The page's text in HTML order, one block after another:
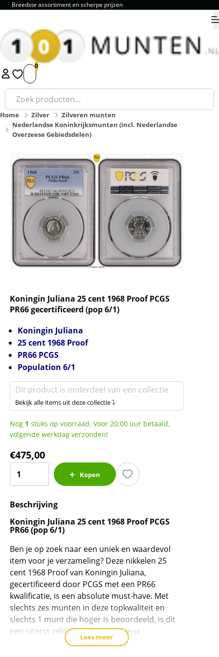
Breedste assortiment en scherpe prijzen
1 2 3 4 5 9.8
Zoeken
naar:
Home Zilver
Zilveren munten
Nederlandse Koninkrijksmunten (incl. Nederlandse
Overzeese Gebiedsdelen)
Koningin Juliana 25 cent 1968 Proof PCGS
PR66 gecertificeerd (pop 6/1)
Koningin Juliana
25 cent 1968 Proof
PR66 PCGS
Population 6/1
Dit product is onderdeel van een collectie
Bekijk alle items uit deze collectie ⤵
Nog 1 stuks op voorraad. Voor 20:00 uur betaald,
volgende werkdag verzonden!
€475,00
Juliana
cent
1968
Proof
PR66
gecertificeerd
(pop
6/1)
aantal
Kopen
Beschrijving
Koningin Juliana 25 cent 1968 Proof PCGS
PR66 (pop 6/1)
Ben je op zoek naar een uniek en waardevol
item voor je verzameling? Deze nikkelen 25
cent 1968 Proof van Koningin Juliana,
gecertificeerd door PCGS met een PR66
kwalificatie, is een absolute must-have. Met
slechts zes munten in deze topkwaliteit en
slechts 1 munt die hoger is beoordeeld, is dit
een uiterst zeldzaam en prestigieus
verzamelobject.
Lees meer